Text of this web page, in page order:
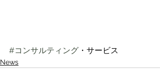
#コンサルティング ・サービス
News